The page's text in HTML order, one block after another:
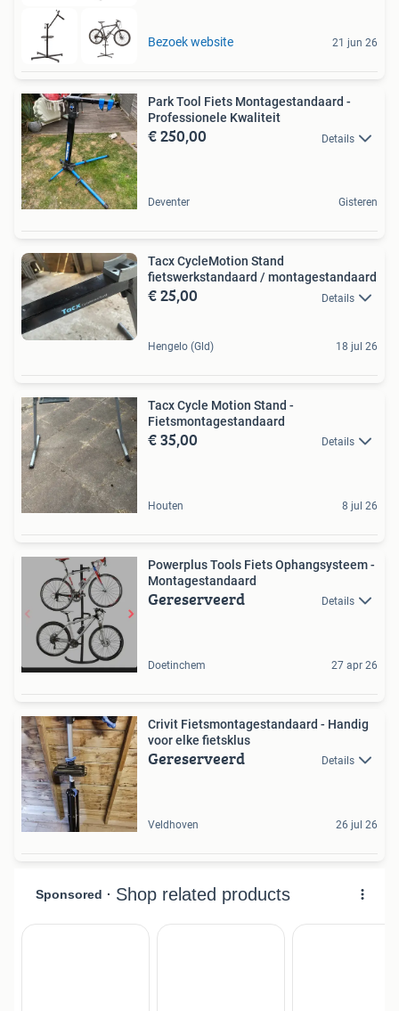
Bezoek website 21 jun 26
Park Tool Fiets Montagestandaard -
Professionele Kwaliteit
€ 250,00 Details
Deventer Gisteren
Tacx CycleMotion Stand
fietswerkstandaard / montagestandaard
€ 25,00 Details
Hengelo (Gld) 18 jul 26
Tacx Cycle Motion Stand -
Fietsmontagestandaard
€ 35,00 Details
Houten 8 jul 26
Powerplus Tools Fiets Ophangsysteem -
Montagestandaard
Gereserveerd Details
Doetinchem 27 apr 26
Crivit Fietsmontagestandaard - Handig
voor elke fietsklus
Gereserveerd Details
Veldhoven 26 jul 26